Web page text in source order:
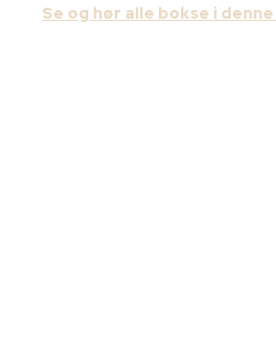
Se og hør alle bokse i